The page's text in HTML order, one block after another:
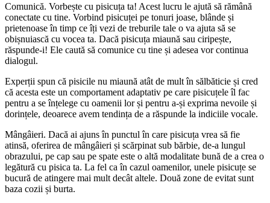
Comunică. Vorbește cu pisicuța ta! Acest lucru le ajută să rămână
conectate cu tine. Vorbind pisicuței pe tonuri joase, blânde și
prietenoase în timp ce îți vezi de treburile tale o va ajuta să se
obișnuiască cu vocea ta. Dacă pisicuța miaună sau ciripește,
răspunde-i! Ele caută să comunice cu tine și adesea vor continua
dialogul.
Experții spun că pisicile nu miaună atât de mult în sălbăticie și cred
că acesta este un comportament adaptativ pe care pisicuțele îl fac
pentru a se înțelege cu oamenii lor și pentru a-și exprima nevoile și
dorințele, deoarece avem tendința de a răspunde la indiciile vocale.
Mângâieri. Dacă ai ajuns în punctul în care pisicuța vrea să fie
atinsă, oferirea de mângâieri și scărpinat sub bărbie, de-a lungul
obrazului, pe cap sau pe spate este o altă modalitate bună de a crea o
legătură cu pisica ta. La fel ca în cazul oamenilor, unele pisicuțe se
bucură de atingere mai mult decât altele. Două zone de evitat sunt
baza cozii și burta.